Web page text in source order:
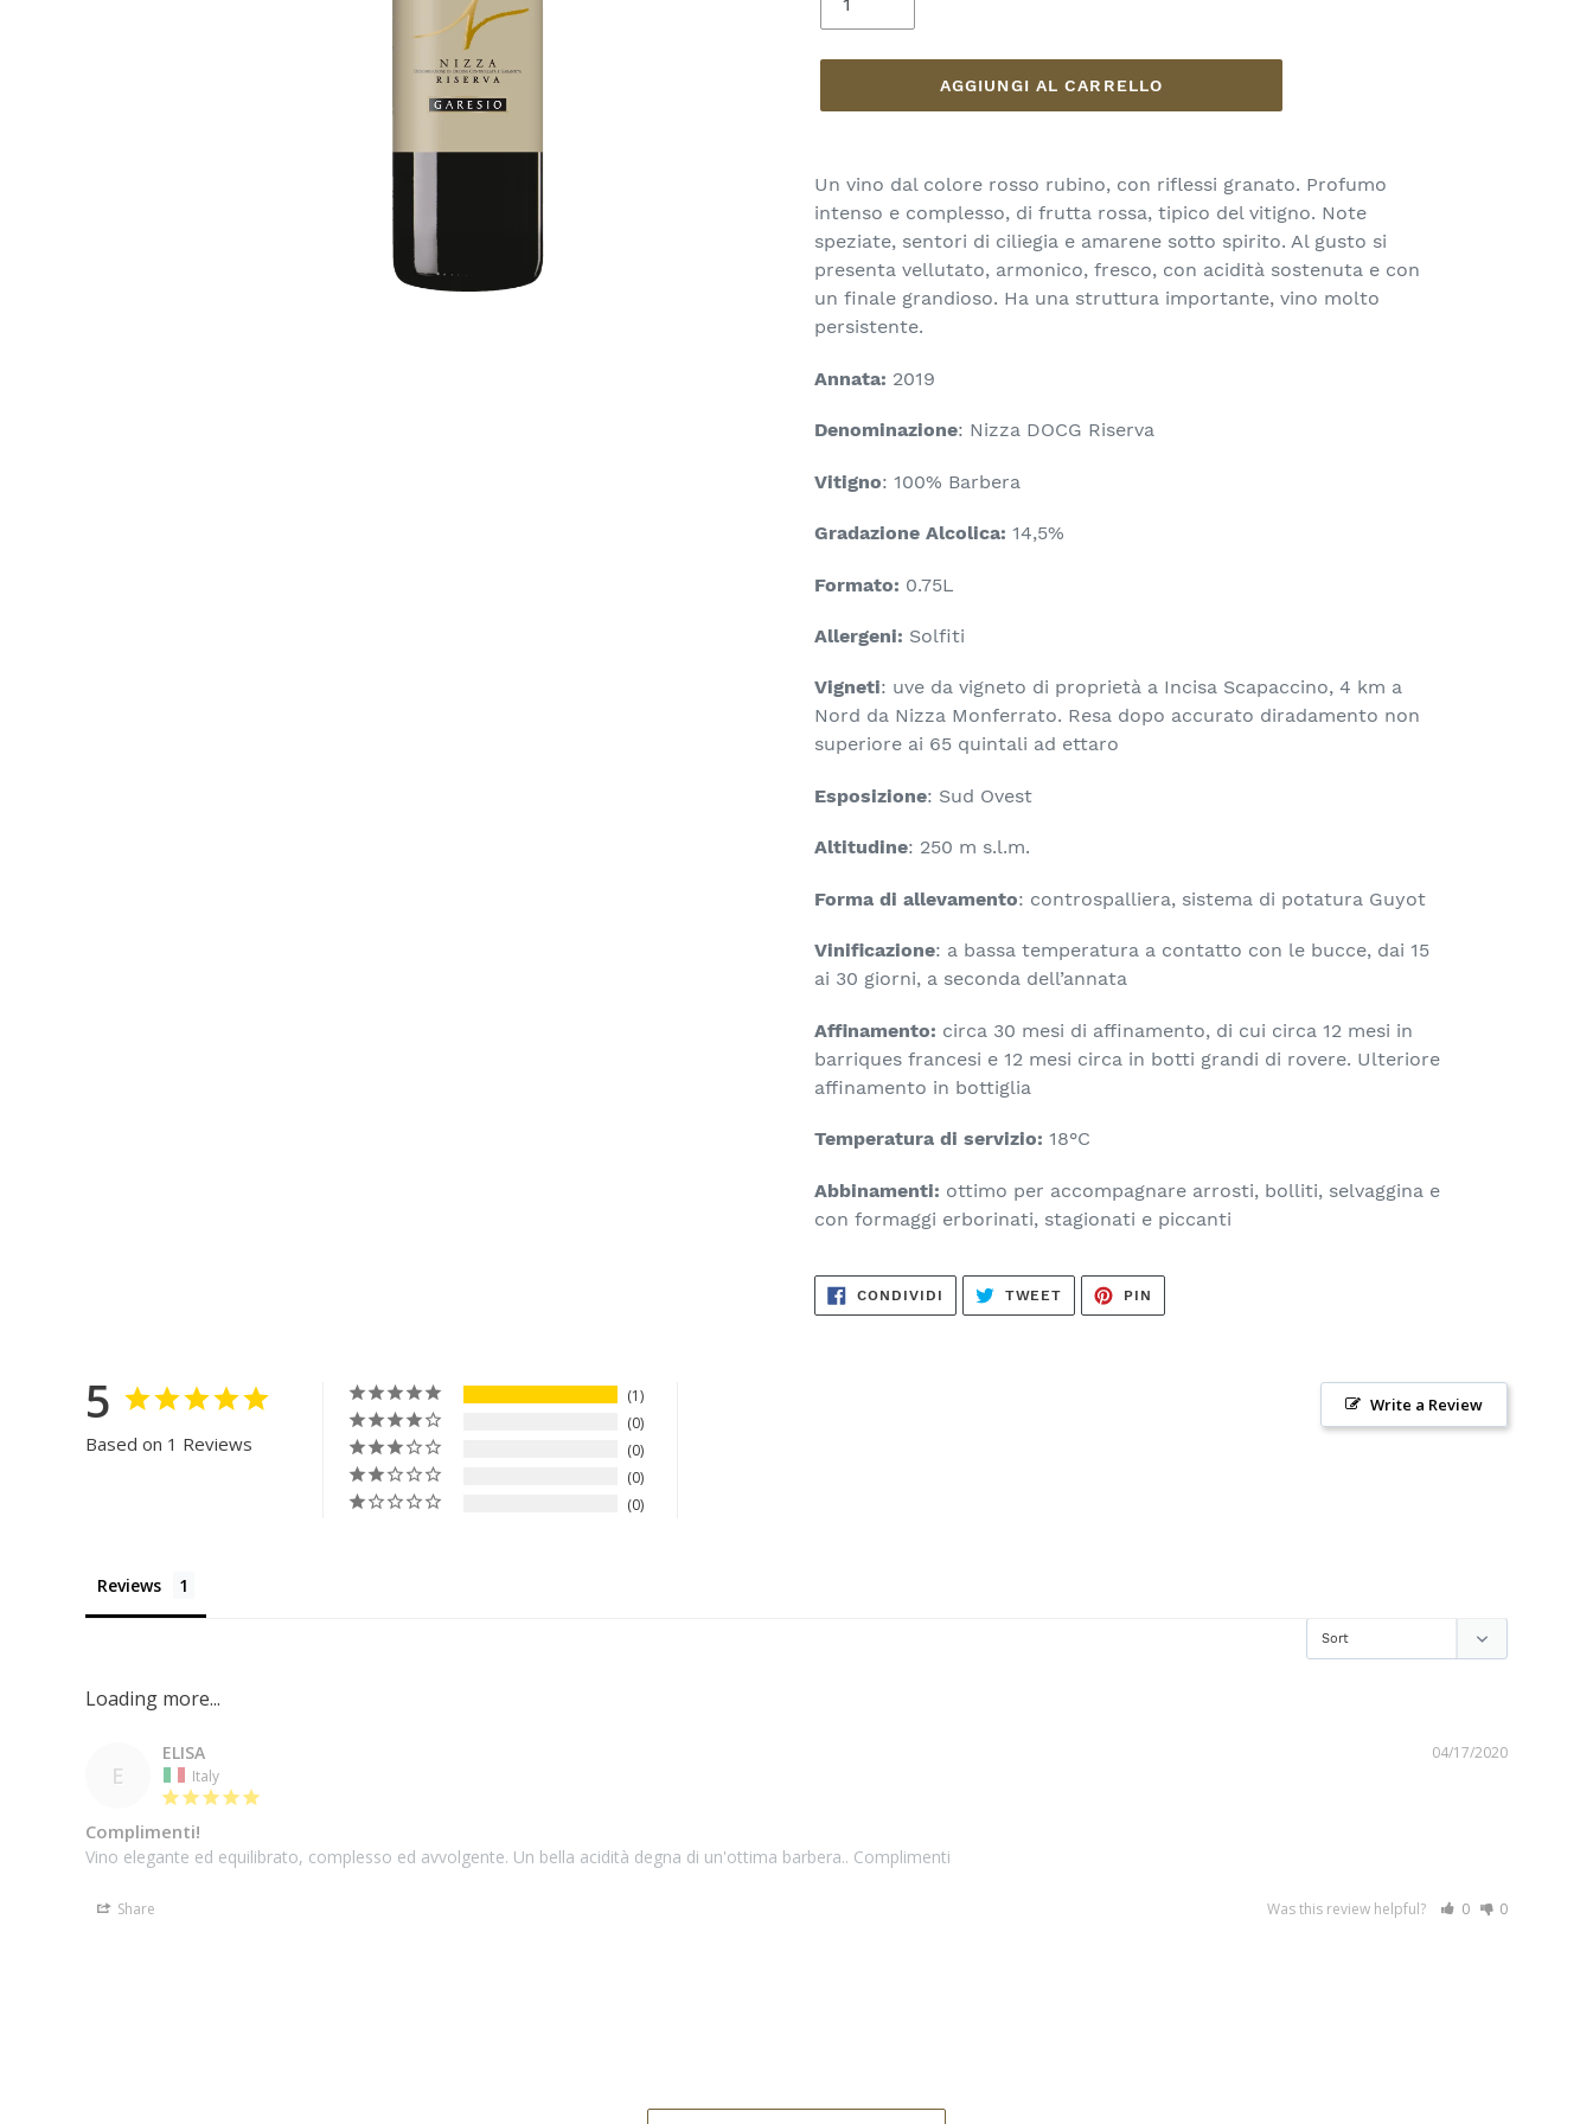
AGGIUNGI AL CARRELLO
del
prodotto
nel
carrello
Un vino dal colore rosso rubino, con riflessi granato. Profumo
intenso e complesso, di frutta rossa, tipico del vitigno. Note
speziate, sentori di ciliegia e amarene sotto spirito. Al gusto si
presenta vellutato, armonico, fresco, con acidità sostenuta e con
un finale grandioso. Ha una struttura importante, vino molto
persistente.
Annata: 2019
Denominazione: Nizza DOCG Riserva
Vitigno: 100% Barbera
Gradazione Alcolica: 14,5%
Formato: 0.75L
Allergeni: Solfiti
Vigneti: uve da vigneto di proprietà a Incisa Scapaccino, 4 km a
Nord da Nizza Monferrato. Resa dopo accurato diradamento non
superiore ai 65 quintali ad ettaro
Esposizione: Sud Ovest
Altitudine: 250 m s.l.m.
Forma di allevamento: controspalliera, sistema di potatura Guyot
Vinificazione: a bassa temperatura a contatto con le bucce, dai 15
ai 30 giorni, a seconda dell’annata
Affinamento: circa 30 mesi di affinamento, di cui circa 12 mesi in
barriques francesi e 12 mesi circa in botti grandi di rovere. Ulteriore
affinamento in bottiglia
Temperatura di servizio: 18°C
Abbinamenti: ottimo per accompagnare arrosti, bolliti, selvaggina e
con formaggi erborinati, stagionati e piccanti
CONDIVIDI CONDIVIDI
FACEBOOK
TWEET TWITTA
TWITTER
PIN
PINTEREST
5
Based on 1 Reviews
1
0
0
0
0
Write a Review
Reviews
E
04/17/2020
ELISA
Italy
Complimenti!
Share Was this review helpful? 0 0